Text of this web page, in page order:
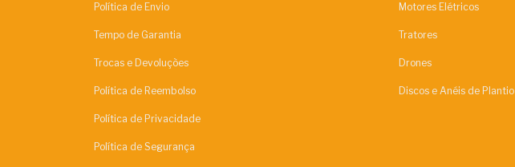
Política de Envio
Tempo de Garantia
Trocas e Devoluções
Política de Reembolso
Política de Privacidade
Política de Segurança
Motores Elétricos
Tratores
Drones
Discos e Anéis de Plantio